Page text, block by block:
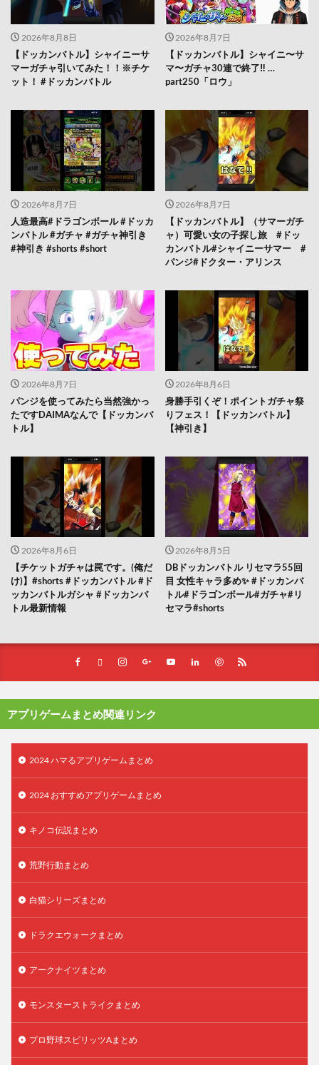
2026年8月8日
【ドッカンバトル】シャイニーサ
マーガチャ引いてみた！！※チケ
ット！ #ドッカンバトル
2026年8月7日
【ドッカンバトル】シャイニ〜サ
マ〜ガチャ30連で終了‼︎ …
part250「ロウ」
2026年8月7日
人造最高#ドラゴンボール #ドッカ
ンバトル #ガチャ #ガチャ神引き
#神引き #shorts #short
2026年8月7日
【ドッカンバトル】（サマーガチ
ャ）可愛い女の子探し旅 #ドッ
カンバトル#シャイニーサマー #
パンジ#ドクター・アリンス
2026年8月7日
パンジを使ってみたら当然強かっ
たですDAIMAなんで【ドッカンバ
トル】
2026年8月6日
身勝手引くぞ！ポイントガチャ祭
りフェス！【ドッカンバトル】
【神引き】
2026年8月6日
【チケットガチャは罠です。(俺だ
け)】#shorts #ドッカンバトル #ド
ッカンバトルガシャ #ドッカンバ
トル最新情報
2026年8月5日
DBドッカンバトル リセマラ55回
目 女性キャラ多め✨️ #ドッカンバ
トル#ドラゴンボール#ガチャ#リ
セマラ#shorts
アプリゲームまとめ関連リンク
2024 ハマるアプリゲームまとめ
2024 おすすめアプリゲームまとめ
キノコ伝説まとめ
荒野行動まとめ
白猫シリーズまとめ
ドラクエウォークまとめ
アークナイツまとめ
モンスターストライクまとめ
プロ野球スピリッツAまとめ